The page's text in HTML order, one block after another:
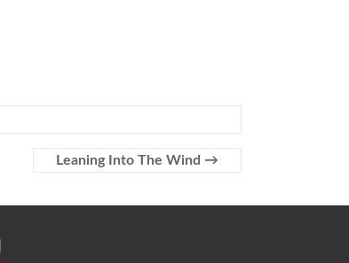
Leaning Into The Wind →